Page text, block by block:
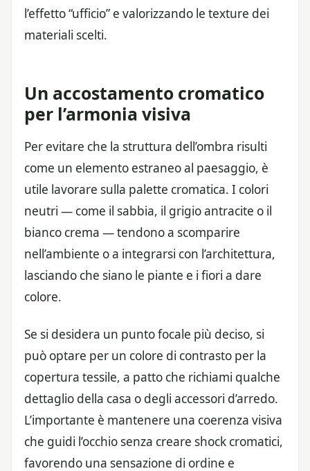
l’effetto “ufficio” e valorizzando le texture dei
materiali scelti.
Un accostamento cromatico
per l’armonia visiva
Per evitare che la struttura dell’ombra risulti
come un elemento estraneo al paesaggio, è
utile lavorare sulla palette cromatica. I colori
neutri — come il sabbia, il grigio antracite o il
bianco crema — tendono a scomparire
nell’ambiente o a integrarsi con l’architettura,
lasciando che siano le piante e i fiori a dare
colore.
Se si desidera un punto focale più deciso, si
può optare per un colore di contrasto per la
copertura tessile, a patto che richiami qualche
dettaglio della casa o degli accessori d’arredo.
L’importante è mantenere una coerenza visiva
che guidi l’occhio senza creare shock cromatici,
favorendo una sensazione di ordine e